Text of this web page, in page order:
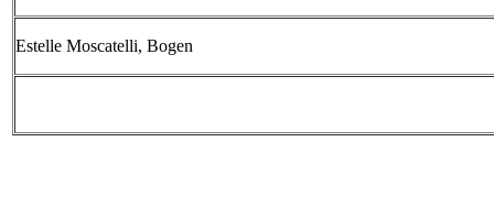
Estelle Moscatelli, Bogen